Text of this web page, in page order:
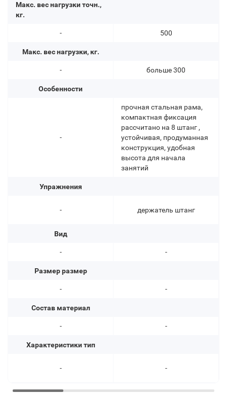
Макс. вес нагрузки точн.,
кг.
-
Макс. вес нагрузки, кг.
-
Особенности
-
Упражнения
-
Вид
-
Размер размер
-
Состав материал
-
Характеристики тип
-
500
больше 300
прочная стальная рама,
компактная фиксация
рассчитано на 8 штанг ,
устойчивая, продуманная
конструкция, удобная
высота для начала
занятий
держатель штанг
-
-
-
-